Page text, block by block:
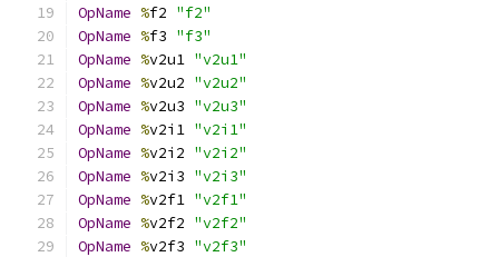
OpName %f2 "f2"
OpName %f3 "f3"
OpName %v2u1 "v2u1"
OpName %v2u2 "v2u2"
OpName %v2u3 "v2u3"
OpName %v2i1 "v2i1"
OpName %v2i2 "v2i2"
OpName %v2i3 "v2i3"
OpName %v2f1 "v2f1"
OpName %v2f2 "v2f2"
OpName %v2f3 "v2f3"